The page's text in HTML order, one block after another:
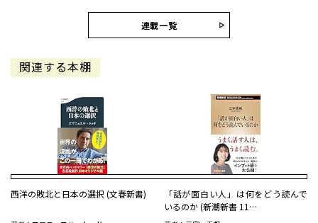
連載一覧
関連する本棚
西洋の敗北と日本の選択 (文春新書)
「話が面白い人」は何をどう読んで
いるのか (新潮新書 11…